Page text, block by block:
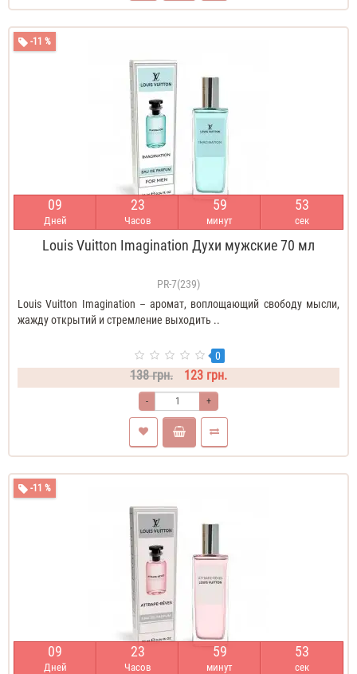
-11 %
09
Дней
23
Часов
59
минут
53
сек
Louis Vuitton Imagination Духи мужские 70 мл
PR-7(239)
Louis Vuitton Imagination – аромат, воплощающий свободу мысли,
жажду открытий и стремление выходить ..
0
138 грн. 123 грн.
- +
-11 %
09
Дней
23
Часов
59
минут
53
сек